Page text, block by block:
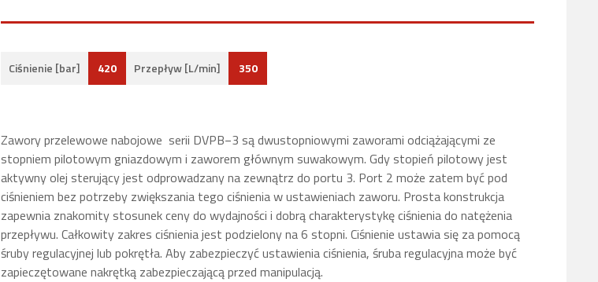
Ciśnienie [bar] 420 Przepływ [L/min] 350
Zawory przelewowe nabojowe serii DVPB−3 są dwustopniowymi zaworami odciążającymi ze
stopniem pilotowym gniazdowym i zaworem głównym suwakowym. Gdy stopień pilotowy jest
aktywny olej sterujący jest odprowadzany na zewnątrz do portu 3. Port 2 może zatem być pod
ciśnieniem bez potrzeby zwiększania tego ciśnienia w ustawieniach zaworu. Prosta konstrukcja
zapewnia znakomity stosunek ceny do wydajności i dobrącharakterystykęciśnienia do natężenia
przepływu. Całkowity zakres ciśnienia jest podzielony na 6 stopni. Ciśnienie ustawia się za pomocą
śruby regulacyjnej lub pokrętła. Aby zabezpieczyć ustawienia ciśnienia, śruba regulacyjna może być
zapieczętowane nakrętką zabezpieczającą przed manipulacją.